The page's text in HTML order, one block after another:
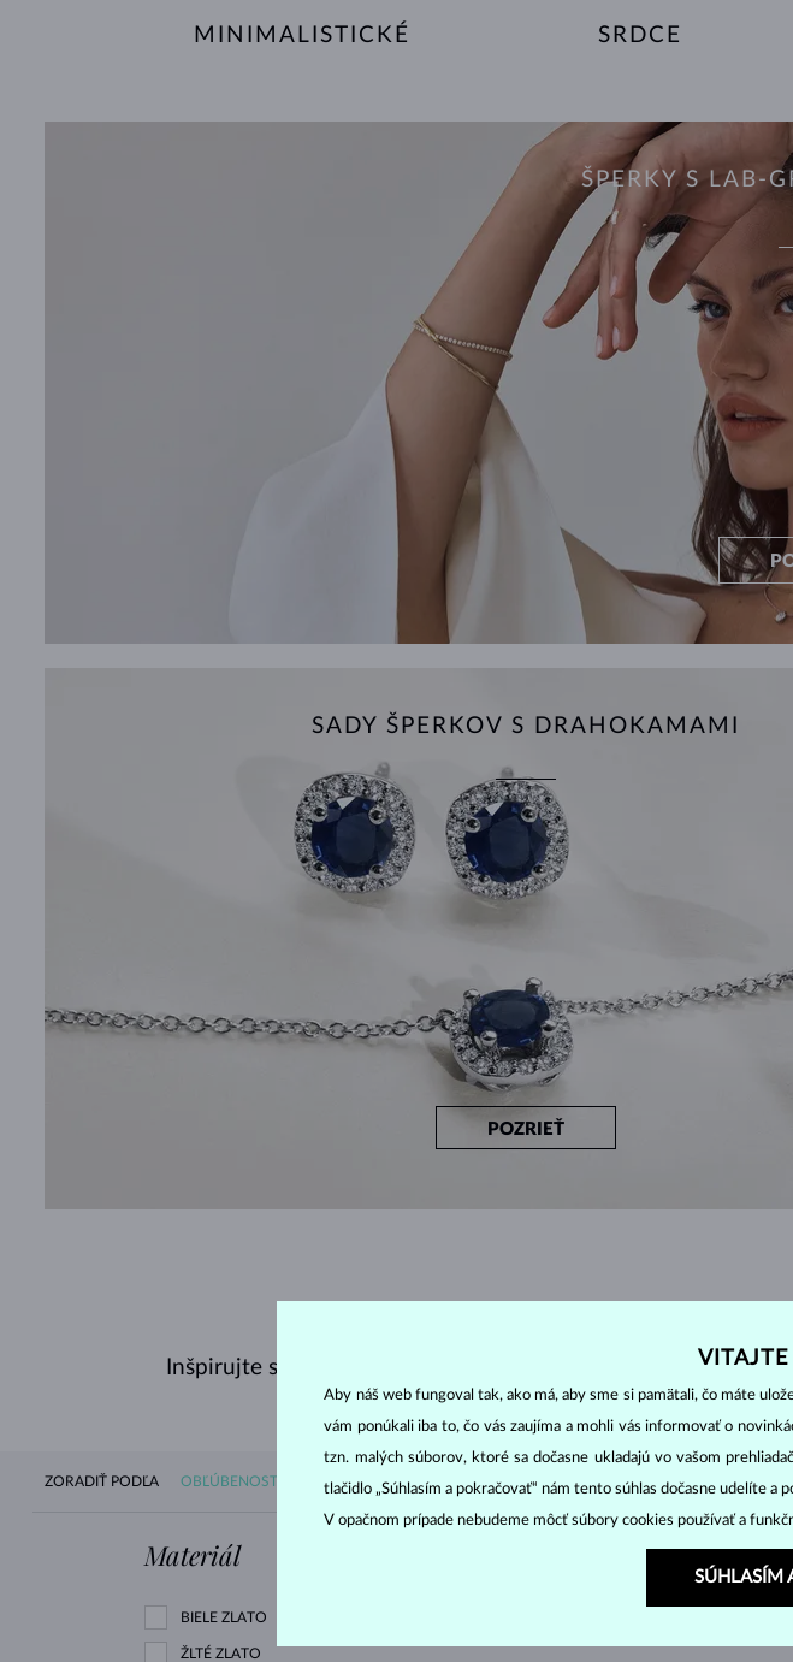
MINIMALISTICKÉ SRDCE
ŠPERKY S LAB-
SADY ŠPERKOV S DRAHOKAMAMI
POZRIEŤ
Inšpirujte sa nedávno zakúpenými šperkami a nadčasovým
ZORADIŤ PODĽA OBĽÚBENOSTI DOSTUPNOSTI NOVINIEK CENY
Materiál
BIELE ZLATO
ŽLTÉ ZLATO
Aby náš web fungoval tak, ako má, aby sme si pamätali, čo máte
vám ponúkali iba to, čo vás zaujíma a mohli vás informovať o
tzn. malých súborov, ktoré sa dočasne ukladajú vo vašom
tlačidlo „Súhlasím a pokračovať“ nám tento súhlas dočasne udelíte a
V opačnom prípade nebudeme môcť súbory cookies používať a
SÚHLASÍM